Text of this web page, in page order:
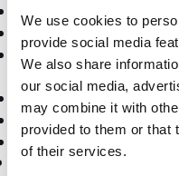
We use cookies to
provide social media
We also share
our social media,
may combine it with
provided to them or that
of their services.
Máquinas
Lijado Libre de Polvo
Abrasivos y Pastas de
Accesorios y Consumibles
Superabrasivos
Productos Destacados
Ayuda